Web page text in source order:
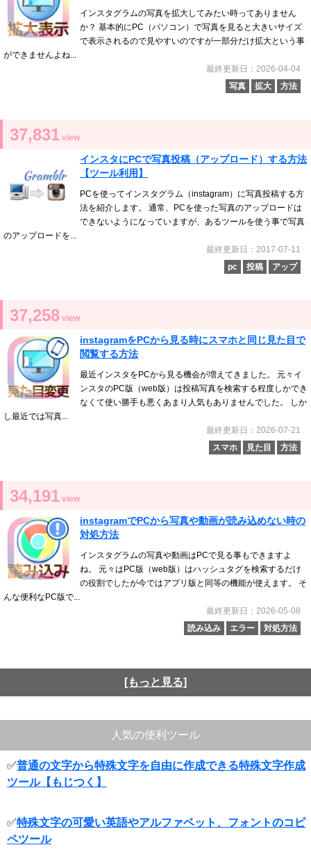
インスタグラムの写真を拡大してみたい時ってありません
か？ 基本的にPC（パソコン）で写真を見ると大きいサイズ
で表示されるので見やすいのですが一部分だけ拡大という事
ができませんよね...
最終更新日：2026-04-04
写真
拡大 方法
37,831 view
インスタにPCで写真投稿（アップロード）する方法
【ツール利用】
PCを使ってインスタグラム（instagram）に写真投稿する方
法を紹介します。 通常、PCを使った写真のアップロードは
できないようになっていますが、あるツールを使う事で写真
のアップロードを...
最終更新日：2017-07-11
pc
投稿 アップ
37,258 view
instagramをPCから見る時にスマホと同じ見た目で
閲覧する方法
最近インスタをPCから見る機会が増えてきました。 元々イ
ンスタのPC版（web版）は投稿写真を検索する程度しかでき
なくて使い勝手も悪くあまり人気もありませんでした。 しか
し最近では写真...
最終更新日：2026-07-21
スマホ
見た目 方法
34,191 view
instagramでPCから写真や動画が読み込めない時の
対処方法
インスタグラムの写真や動画はPCで見る事もできますよ
ね。 元々はPC版（web版）はハッシュタグを検索するだけ
の役割でしたが今ではアプリ版と同等の機能が使えます。 そ
んな便利なPC版で...
最終更新日：2026-05-08
読み込み
エラー 対処方法
[もっと見る]
人気の便利ツール
✅普通の文字から特殊文字を自由に作成できる特殊文字作成
ツール【もじつく】
✅特殊文字の可愛い英語やアルファベット、フォントのコピ
ペツール